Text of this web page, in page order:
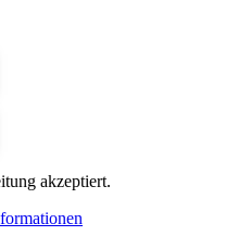
akzeptiert.